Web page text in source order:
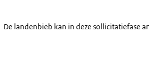
De landenbieb kan in deze sollicitatiefase